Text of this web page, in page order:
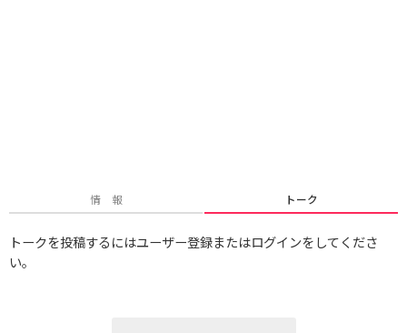
情 報 トーク
トークを投稿するにはユーザー登録またはログインをしてくださ
い。